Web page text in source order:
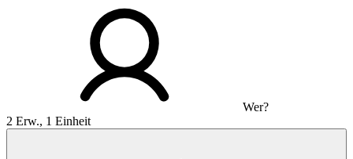
Wer?
2 Erw., 1 Einheit